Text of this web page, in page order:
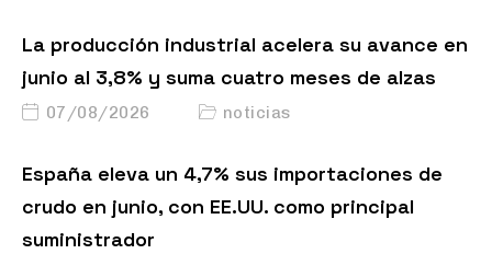
La producción industrial acelera su avance en
junio al 3,8% y suma cuatro meses de alzas
07/08/2026 noticias
España eleva un 4,7% sus importaciones de
crudo en junio, con EE.UU. como principal
suministrador